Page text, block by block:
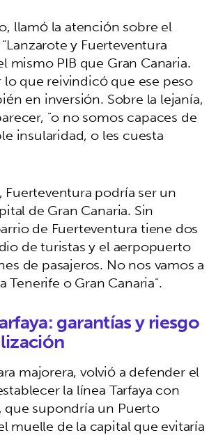
llamó la atención sobre el
y Fuerteventura
mismo PIB que Gran Canaria.
lo que reivindicó que ese peso
en inversión. Sobre la lejanía,
"o no somos capaces de
insularidad, o les cuesta
podría ser un
de Gran Canaria. Sin
de Fuerteventura tiene dos
de turistas y el aerpopuerto
de pasajeros. No nos vamos a
Tenerife o Gran Canaria".
garantías y riesgo
majorera, volvió a defender el
la línea Tarfaya con
que supondría un Puerto
muelle de la capital que evitaría